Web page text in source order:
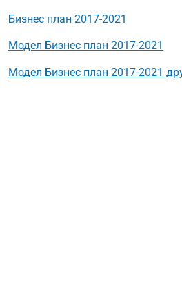
Бизнес план 2017-2021
Модел Бизнес план 2017-2021
Модел Бизнес план 2017-2021